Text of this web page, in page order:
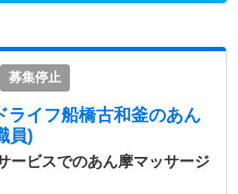
募集停止
ライフ船橋古和釜のあん
員)
ービスでのあん摩マッサージ